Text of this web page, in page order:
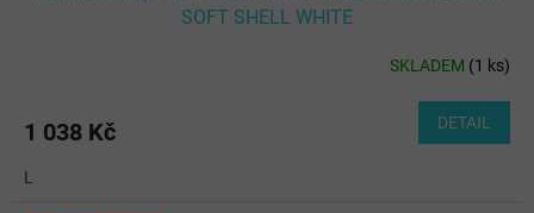
SOFT SHELL WHITE
SKLADEM (1 ks)
1 038 Kč DETAIL
L